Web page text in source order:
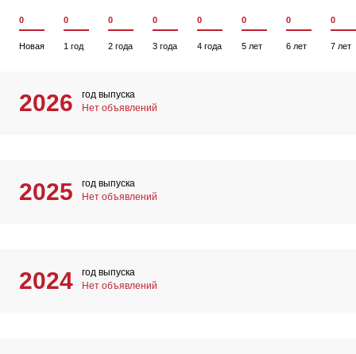
0
Новая
0
1 год
0
2 года
0
3 года
0
4 года
0
5 лет
0
6 лет
0
7 лет
2026
год выпуска
Нет объявлений
2025
год выпуска
Нет объявлений
2024
год выпуска
Нет объявлений